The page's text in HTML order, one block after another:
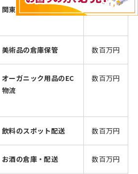
関東エリアの定温倉庫 数百万円
美術品の倉庫保管 数百万円
オーガニック用品のEC
物流
数百万円
飲料のスポット配送 数百万円
お酒の倉庫・配送 数百万円